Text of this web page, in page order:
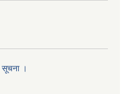
सूचना ।